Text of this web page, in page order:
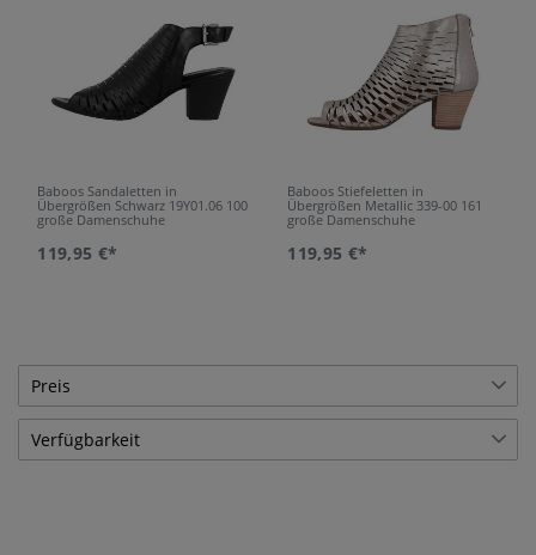
Baboos Sandaletten in
Übergrößen Schwarz 19Y01.06 100
große Damenschuhe
119,95 €*
Baboos Stiefeletten in
Übergrößen Metallic 339-00 161
große Damenschuhe
119,95 €*
Preis
€ ― €
Verfügbarkeit